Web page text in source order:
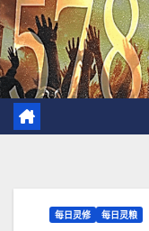
跳
至
内
容
每日灵修 每日灵粮